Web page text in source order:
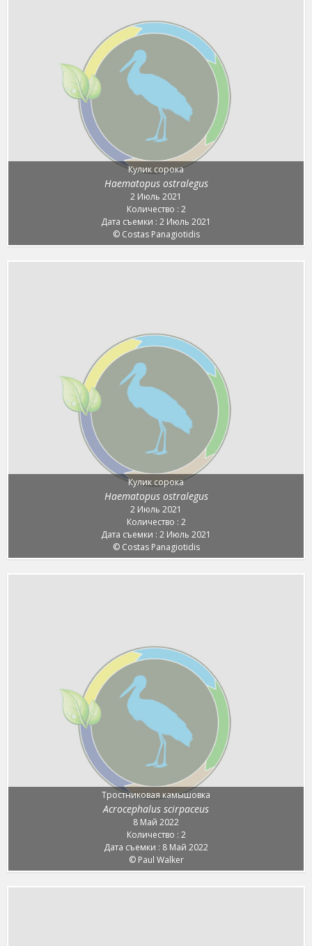
Кулик сорока
Haematopus ostralegus
2 Июль 2021
Количество : 2
Дата съемки : 2 Июль 2021
© Costas Panagiotidis
Кулик сорока
Haematopus ostralegus
2 Июль 2021
Количество : 2
Дата съемки : 2 Июль 2021
© Costas Panagiotidis
Тростниковая камышовка
Acrocephalus scirpaceus
8 Май 2022
Количество : 2
Дата съемки : 8 Май 2022
© Paul Walker